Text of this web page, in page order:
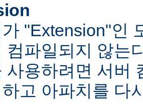
"Extension"인
컴파일되지 않는
사용하려면 서버
하고 아파치를 다